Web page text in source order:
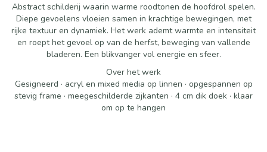
Abstract schilderij waarin warme roodtonen de hoofdrol spelen.
Diepe gevoelens vloeien samen in krachtige bewegingen, met
rijke textuur en dynamiek. Het werk ademt warmte en intensiteit
en roept het gevoel op van de herfst, beweging van vallende
bladeren. Een blikvanger vol energie en sfeer.
Over het werk
Gesigneerd · acryl en mixed media op linnen · opgespannen op
stevig frame · meegeschilderde zijkanten · 4 cm dik doek · klaar
om op te hangen